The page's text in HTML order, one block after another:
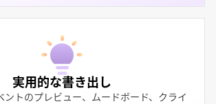
実用的な書き出し
ントのプレビュー、ムードボード、クライ